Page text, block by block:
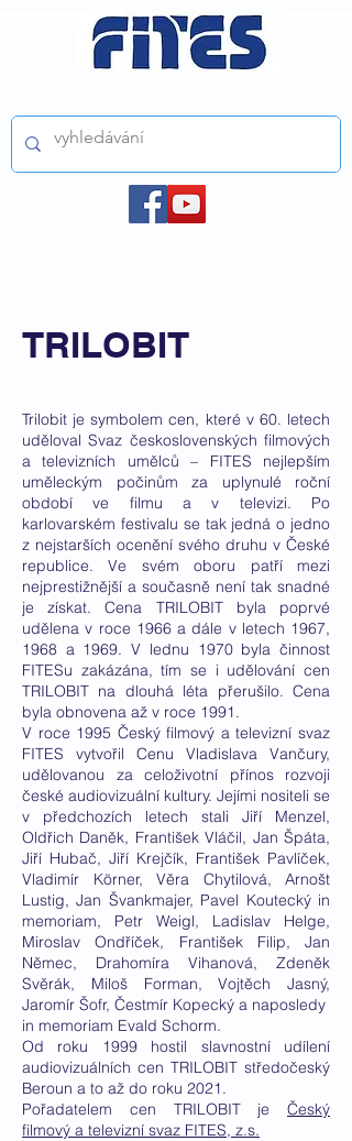
TRILOBIT
Trilobit je symbolem cen, které v 60. letech
uděloval Svaz československých filmových
a televizních umělců – FITES nejlepším
uměleckým počinům za uplynulé roční
období ve filmu a v televizi. Po
karlovarském festivalu se tak jedná o jedno
z nejstarších ocenění svého druhu v České
republice. Ve svém oboru patří mezi
nejprestižnější a současně není tak snadné
je získat. Cena TRILOBIT byla poprvé
udělena v roce 1966 a dále v letech 1967,
1968 a 1969. V lednu 1970 byla činnost
FITESu zakázána, tím se i udělování cen
TRILOBIT na dlouhá léta přerušilo. Cena
byla obnovena až v roce 1991.
V roce 1995 Český filmový a televizní svaz
FITES vytvořil Cenu Vladislava Vančury,
udělovanou za celoživotní přínos rozvoji
české audiovizuální kultury. Jejími nositeli se
v předchozích letech stali Jiří Menzel,
Oldřich Daněk, František Vláčil, Jan Špáta,
Jiří Hubač, Jiří Krejčík, František Pavlíček,
Vladimír Körner, Věra Chytilová, Arnošt
Lustig, Jan Švankmajer, Pavel Koutecký in
memoriam, Petr Weigl, Ladislav Helge,
Miroslav Ondříček, František Filip, Jan
Němec, Drahomíra Vihanová, Zdeněk
Svěrák, Miloš Forman, Vojtěch Jasný,
Jaromír Šofr, Čestmír Kopecký a naposledy
in memoriam Evald Schorm.
Od roku 1999 hostil slavnostní udílení
audiovizuálních cen TRILOBIT středočeský
Beroun a to až do roku 2021.
Pořadatelem cen TRILOBIT je Český
filmový a televizní svaz FITES, z.s.